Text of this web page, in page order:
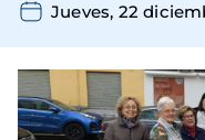
Jueves, 22